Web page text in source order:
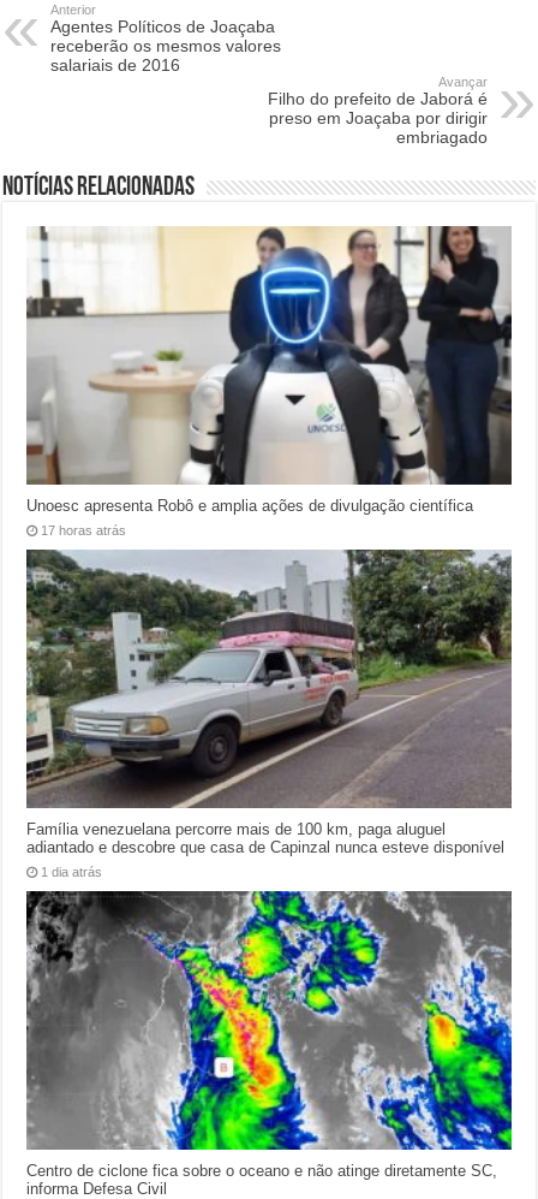
Anterior
Agentes Políticos de Joaçaba
receberão os mesmos valores
salariais de 2016
Avançar
Filho do prefeito de Jaborá é
preso em Joaçaba por dirigir
embriagado
Notícias relacionadas
Unoesc apresenta Robô e amplia ações de divulgação científica
17 horas atrás
Família venezuelana percorre mais de 100 km, paga aluguel
adiantado e descobre que casa de Capinzal nunca esteve disponível
1 dia atrás
Centro de ciclone fica sobre o oceano e não atinge diretamente SC,
informa Defesa Civil